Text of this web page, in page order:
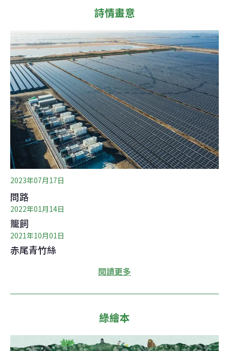
詩情畫意
2023年07月17日
問路
2022年01月14日
籠飼
2021年10月01日
赤尾青竹絲
閱讀更多
綠繪本